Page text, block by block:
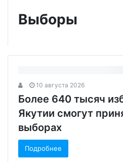
Выборы
10 августа 2026
Более 640 тысяч
Якутии смогут
выборах
Подробнее